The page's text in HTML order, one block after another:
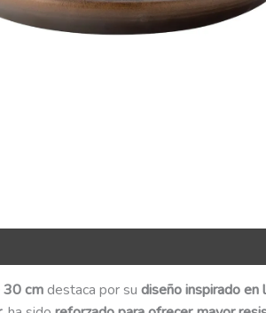
30 cmdestaca por su diseño inspirado en